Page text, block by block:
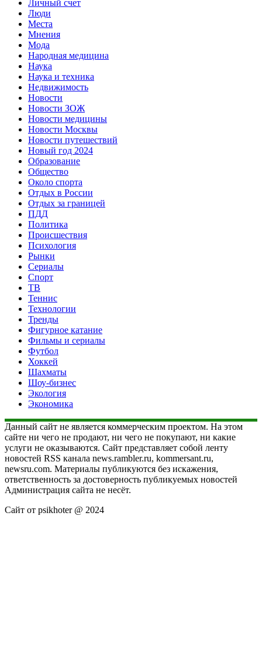
Личный счет
Люди
Места
Мнения
Мода
Народная медицина
Наука
Наука и техника
Недвижимость
Новости
Новости ЗОЖ
Новости медицины
Новости Москвы
Новости путешествий
Новый год 2024
Образование
Общество
Около спорта
Отдых в России
Отдых за границей
ПДД
Политика
Происшествия
Психология
Рынки
Сериалы
Спорт
ТВ
Теннис
Технологии
Тренды
Фигурное катание
Фильмы и сериалы
Футбол
Хоккей
Шахматы
Шоу-бизнес
Экология
Экономика
Данный сайт не является коммерческим проектом. На этом
сайте ни чего не продают, ни чего не покупают, ни какие
услуги не оказываются. Сайт представляет собой ленту
новостей RSS канала news.rambler.ru, kommersant.ru,
newsru.com. Материалы публикуются без искажения,
ответственность за достоверность публикуемых новостей
Администрация сайта не несёт.
Сайт от psikhoter @ 2024